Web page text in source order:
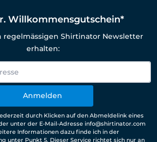
Willkommensgutschein*
regelmässigen Shirtinator Newsletter
erhalten:
Anmelden
durch Klicken auf den Abmeldelink eines
unter der E-Mail-Adresse info@shirtinator.com
Informationen dazu finde ich in der
unter Punkt 5. Dieser Service richtet sich nur an